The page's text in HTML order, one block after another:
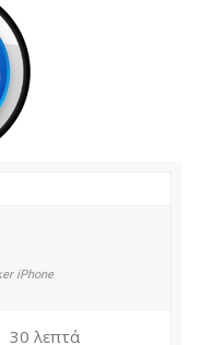
iPhone
30 λεπτά